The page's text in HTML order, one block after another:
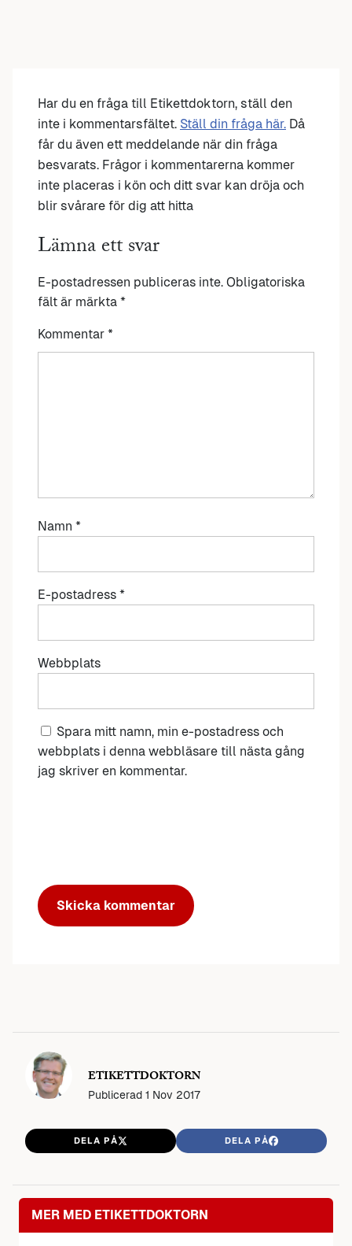
Har du en fråga till Etikettdoktorn, ställ den
inte i kommentarsfältet. Ställ din fråga här. Då
får du även ett meddelande när din fråga
besvarats. Frågor i kommentarerna kommer
inte placeras i kön och ditt svar kan dröja och
blir svårare för dig att hitta
Lämna ett svar
E-postadressen publiceras inte. Obligatoriska
fält är märkta *
Kommentar *
Namn *
E-postadress *
Webbplats
Spara mitt namn, min e-postadress och
webbplats i denna webbläsare till nästa gång
jag skriver en kommentar.
ETIKETTDOKTORN
Publicerad 1 Nov 2017
DELA PÅ DELA PÅ
MER MED ETIKETTDOKTORN